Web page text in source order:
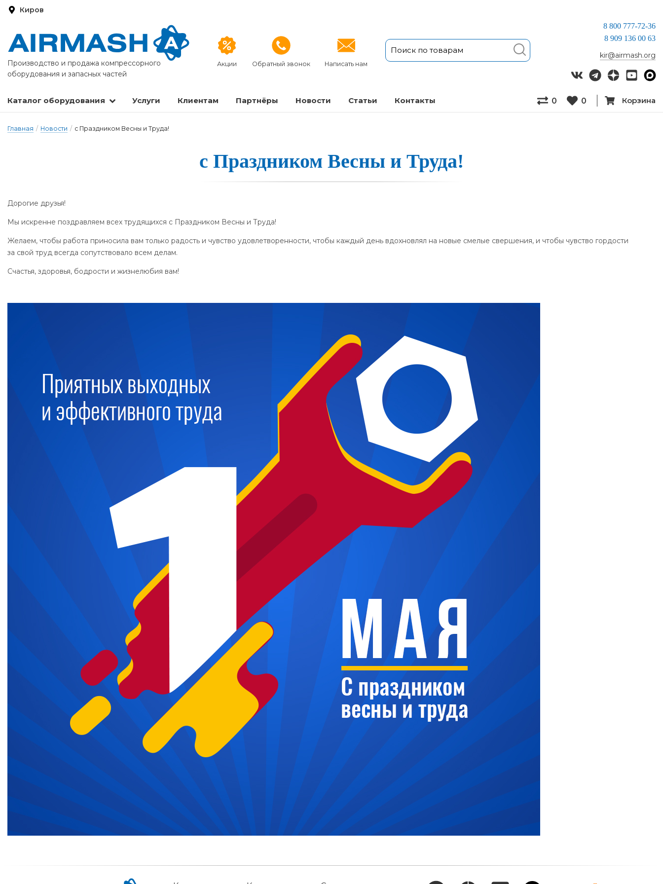
Киров
Производство и продажа компрессорного
оборудования и запасных частей
Акции Обратный звонок Написать нам
8 800 777-72-36
8 909 136 00 63
kir@airmash.org
Каталог оборудования Услуги Клиентам Партнёры Новости Статьи Кон­так­ты 0 0 Корзина
Главная / Новости / с Праздником Весны и Труда!
с Праздником Вес­ны и Тру­да!
Дорогие друзья!
Мы искренне поздравляем всех трудящихся с Праздником Весны и Труда!
Желаем, чтобы работа приносила вам только радость и чувство удовлетворенности, чтобы каждый день вдохновлял на новые смелые свершения, и чтобы чувство гордости
за свой труд всегда сопутствовало всем делам.
Счастья, здоровья, бодрости и жизнелюбия вам!